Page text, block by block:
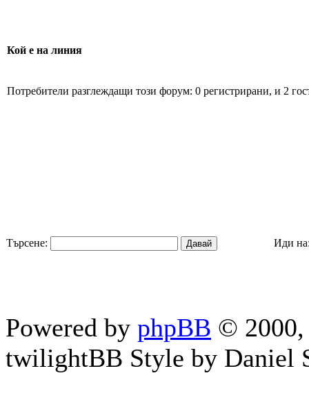
Кой е на линия
Потребители разглеждащи този форум: 0 регистрирани, и 2
Търсене: Иди
Powered by phpBB © 2000,
twilightBB Style by Daniel